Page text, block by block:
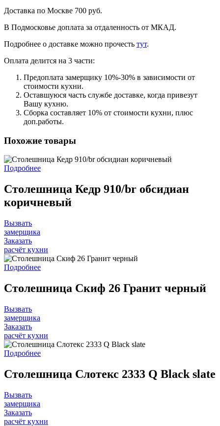
Доставка по Москве 700 руб.
В Подмосковье доплата за отдаленность от МКАД.
Подробнее о доставке можно прочеcть тут.
Оплата делится на 3 части:
Предоплата замерщику 10%-30% в зависимости от
стоимости кухни.
Оставшуюся часть службе доставке, когда привезут
Вашу кухню.
Сборка составляет 10% от стоимости кухни, плюс
доп.работы.
Похожие товары
Подробнее
Столешница Кедр 910/br обсидиан
коричневый
Вызвать
замерщика
Заказать
расчёт кухни
Подробнее
Столешница Скиф 26 Гранит черный
Вызвать
замерщика
Заказать
расчёт кухни
Подробнее
Столешница Слотекс 2333 Q Black slate
Вызвать
замерщика
Заказать
расчёт кухни